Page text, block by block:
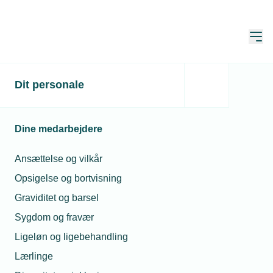
Dit personale
Dine medarbejdere
Ansættelse og vilkår
Opsigelse og bortvisning
Graviditet og barsel
Sygdom og fravær
Ligeløn og ligebehandling
Lærlinge
Søg
Sortér
Viser 11 - 14 of af 14 resultater